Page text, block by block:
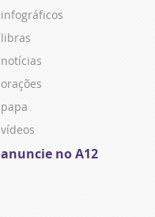
infográficos
libras
notícias
orações
papa
vídeos
anuncie no A12